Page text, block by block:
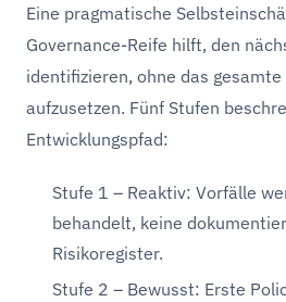
Eine pragmatische
Governance-Reife hilft, den
identifizieren, ohne das
aufzusetzen. Fünf Stufen
Entwicklungspfad:
Stufe 1 – Reaktiv: Vorfälle
behandelt, keine
Risikoregister.
Stufe 2 – Bewusst: Erste